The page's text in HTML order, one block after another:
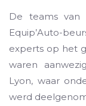
De teams van
Equip’Auto-
experts op het
waren
Lyon, waar
werd